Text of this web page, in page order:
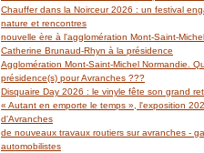
Janvier(14)
Février(19)
Janvier(14)
Mars(29)
Février(18)
Janvier(13)
Avril(27)
Mars(62)
Février(39)
Janvier(5)
Mai(14)
Avril(6)
Mars(6)
Février(2)
Janvier(3)
Chauffer dans la Noirceur 2026 : un festival
nature et rencontres
nouvelle ère à l'agglomération Mont-Saint-
Catherine Brunaud-Rhyn à la présidence
Agglomération Mont-Saint-Michel Normandie.
présidence(s) pour Avranches ???
Disquaire Day 2026 : le vinyle fête son grand
« Autant en emporte le temps », l'exposition
d'Avranches
de nouveaux travaux routiers sur avranches -
automobilistes